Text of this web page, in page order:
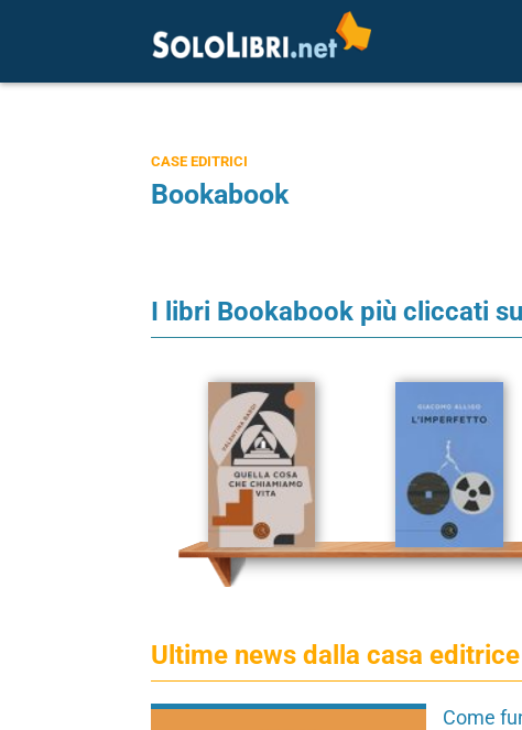
CASE EDITRICI
Bookabook
I libri Bookabook più cliccati
Ultime news dalla casa
Come